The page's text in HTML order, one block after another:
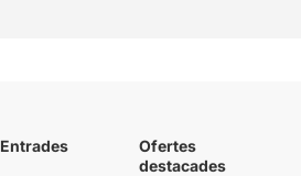
Entrades
Ofertes
destacades